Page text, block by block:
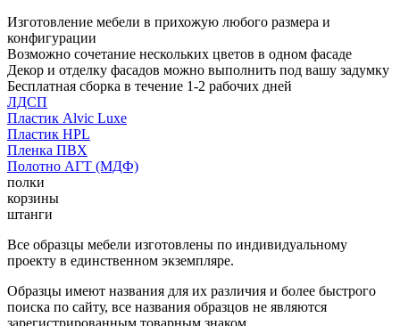
Изготовление мебели в прихожую любого размера и
конфигурации
Возможно сочетание нескольких цветов в одном фасаде
Декор и отделку фасадов можно выполнить под вашу задумку
Бесплатная сборка в течение 1-2 рабочих дней
ЛДСП
Пластик Alvic Luxe
Пластик HPL
Пленка ПВХ
Полотно АГТ (МДФ)
полки
корзины
штанги
Все образцы мебели изготовлены по индивидуальному
проекту в единственном экземпляре.
Образцы имеют названия для их различия и более быстрого
поиска по сайту, все названия образцов не являются
зарегистрированным товарным знаком.